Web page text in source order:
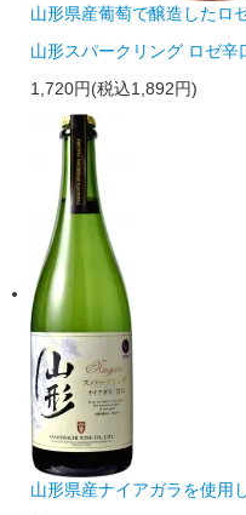
山形県産葡萄で醸造したロ
山形スパークリング ロゼ
1,720円(税込1,892円)
山形県産ナイアガラを使用